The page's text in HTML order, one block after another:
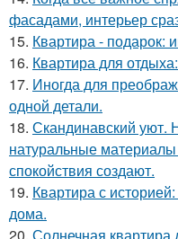
фасадами, интерьер
15. Квартира - подарок:
16. Квартира для
17. Иногда для
одной детали.
18. Скандинавский уют.
натуральные
спокойствия создают.
19. Квартира с
дома.
20. Солнечная